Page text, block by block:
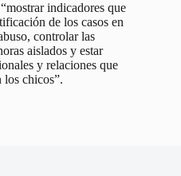
indicadores que
de los casos en
controlar las
aislados y estar
y relaciones que
chicos”.